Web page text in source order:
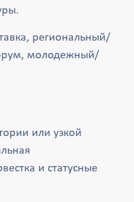
региональный/
молодежный/
или узкой
и статусные